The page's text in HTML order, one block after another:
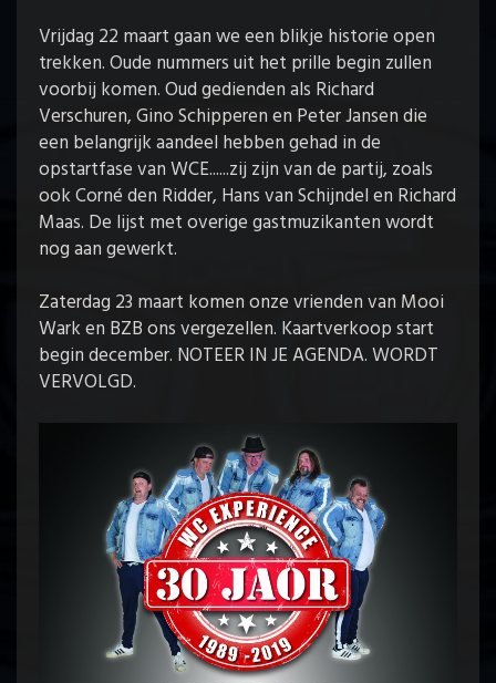
Vrijdag 22 maart gaan we een blikje historie open
trekken. Oude nummers uit het prille begin zullen
voorbij komen. Oud gedienden als Richard
Verschuren, Gino Schipperen en Peter Jansen die
een belangrijk aandeel hebben gehad in de
opstartfase van WCE......zij zijn van de partij, zoals
ook Corné den Ridder, Hans van Schijndel en Richard
Maas. De lijst met overige gastmuzikanten wordt
nog aan gewerkt.
Zaterdag 23 maart komen onze vrienden van Mooi
Wark en BZB ons vergezellen. Kaartverkoop start
begin december. NOTEER IN JE AGENDA. WORDT
VERVOLGD.